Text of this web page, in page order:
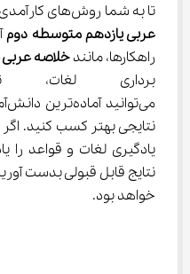
تا به شما روش‌های کارآمدی برای
عربی یازدهم متوسطه دوم
راهکارها، مانند خلاصه
برداری
یادگیری لغات و قواعد را
نتایج قابل قبولی بدست
خواهد بود.